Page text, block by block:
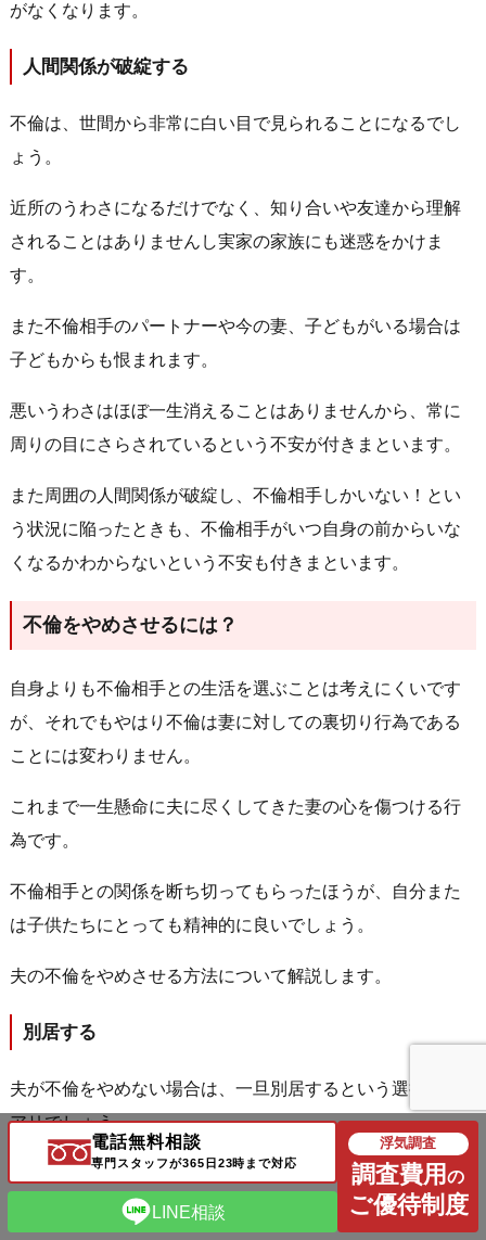
がなくなります。
人間関係が破綻する
不倫は、世間から非常に白い目で見られることになるでし
ょう。
近所のうわさになるだけでなく、知り合いや友達から理解
されることはありませんし実家の家族にも迷惑をかけま
す。
また不倫相手のパートナーや今の妻、子どもがいる場合は
子どもからも恨まれます。
悪いうわさはほぼ一生消えることはありませんから、常に
周りの目にさらされているという不安が付きまといます。
また周囲の人間関係が破綻し、不倫相手しかいない！とい
う状況に陥ったときも、不倫相手がいつ自身の前からいな
くなるかわからないという不安も付きまといます。
不倫をやめさせるには？
自身よりも不倫相手との生活を選ぶことは考えにくいです
が、それでもやはり不倫は妻に対しての裏切り行為である
ことには変わりません。
これまで一生懸命に夫に尽くしてきた妻の心を傷つける行
為です。
不倫相手との関係を断ち切ってもらったほうが、自分また
は子供たちにとっても精神的に良いでしょう。
夫の不倫をやめさせる方法について解説します。
別居する
夫が不倫をやめない場合は、一旦別居するという選択肢も
アリでしょう。
腹は立つものの、離婚にまだ踏み切れないときは無理して
離婚しようとはせず、冷却期間として別居をします。
電話無料相談
専門スタッフが365日23時まで対応
LINE相談
浮気調査
調査費用の
ご優待制度